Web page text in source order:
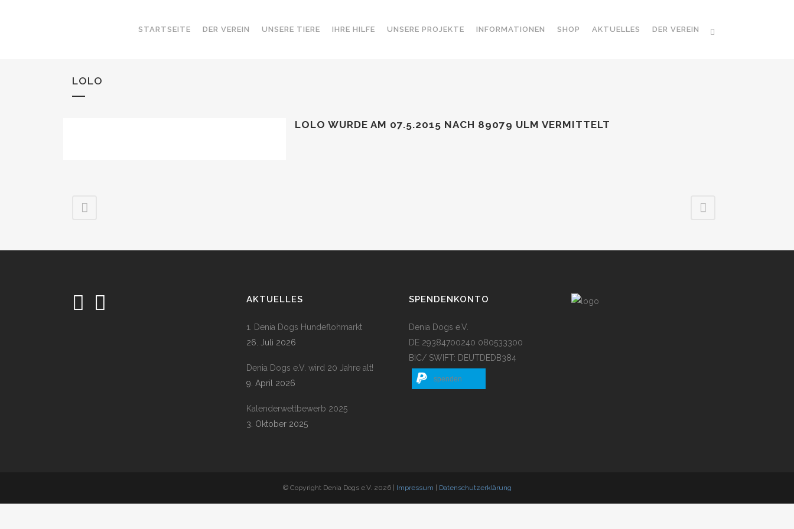
STARTSEITE DER VEREIN UNSERE TIERE IHRE HILFE UNSERE PROJEKTE INFORMATIONEN SHOP AKTUELLES DER VEREIN
LOLO
LOLO WURDE AM 07.5.2015 NACH 89079 ULM VERMITTELT
AKTUELLES
1. Denia Dogs Hundeflohmarkt
26. Juli 2026
Denia Dogs e.V. wird 20 Jahre alt!
9. April 2026
Kalenderwettbewerb 2025
3. Oktober 2025
SPENDENKONTO
Denia Dogs e.V.
DE 29384700240 080533300
BIC/ SWIFT: DEUTDEDB384
spenden
© Copyright Denia Dogs e.V. 2026 | Impressum Datenschutzerklärung